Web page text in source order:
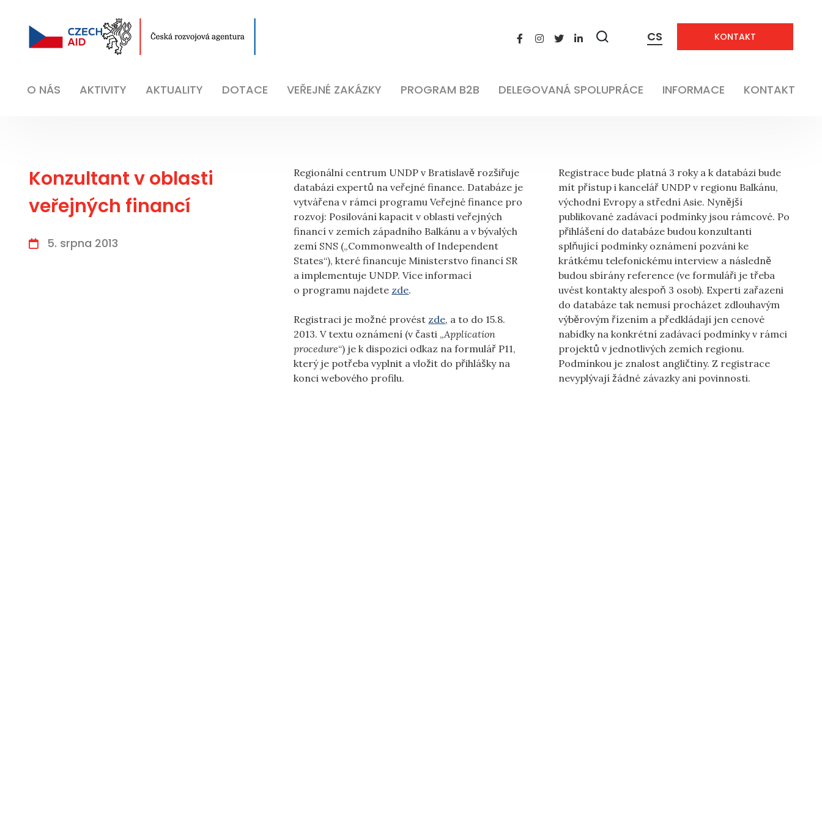
Zobrazit
CS KONTAKT
O NÁS AKTIVITY AKTUALITY DOTACE VEŘEJNÉ ZAKÁZKY PROGRAM B2B DELEGOVANÁ SPOLUPRÁCE INFORMACE KONTAKT
Konzultant v oblasti
veřejných financí
5. srpna 2013
Regionální centrum UNDP v Bratislavě rozšiřuje
databázi expertů na veřejné finance. Databáze je
vytvářena v rámci programu Veřejné finance pro
rozvoj: Posilování kapacit v oblasti veřejných
financí v zemích západního Balkánu a v bývalých
zemí SNS („Commonwealth of Independent
States“), které financuje Ministerstvo financí SR
a implementuje UNDP. Více informací
o programu najdete zde.
Registraci je možné provést zde, a to do 15.8.
2013. V textu oznámení (v časti „Application
procedure“) je k dispozici odkaz na formulář P11,
který je potřeba vyplnit a vložit do přihlášky na
konci webového profilu.
Registrace bude platná 3 roky a k databázi bude
mít přístup i kancelář UNDP v regionu Balkánu,
východní Evropy a střední Asie. Nynější
publikované zadávací podmínky jsou rámcové. Po
přihlášení do databáze budou konzultanti
splňující podmínky oznámení pozváni ke
krátkému telefonickému interview a následně
budou sbírány reference (ve formuláři je třeba
uvést kontakty alespoň 3 osob). Experti zařazeni
do databáze tak nemusí procházet zdlouhavým
výběrovým řízením a předkládají jen cenové
nabídky na konkrétní zadávací podmínky v rámci
projektů v jednotlivých zemích regionu.
Podmínkou je znalost angličtiny. Z registrace
nevyplývají žádné závazky ani povinnosti.